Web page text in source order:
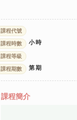
課程代號
課程時數 小時
課程等級
課程期數 第期
課程簡介